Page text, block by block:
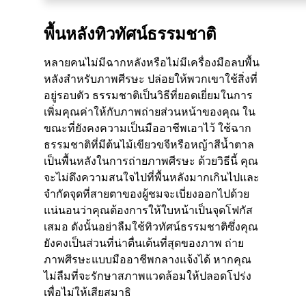
พื้นหลังทิวทัศน์ธรรมชาติ
หลายคนไม่มีฉากหลังหรือไม่มีเครื่องมือลบพื้น
หลังสำหรับภาพศีรษะ ปล่อยให้พวกเขาใช้สิ่งที่
อยู่รอบตัว ธรรมชาติเป็นวิธีที่ยอดเยี่ยมในการ
เพิ่มคุณค่าให้กับภาพถ่ายส่วนหน้าของคุณ ใน
ขณะที่ยังคงความเป็นมืออาชีพเอาไว้ ใช้ฉาก
ธรรมชาติที่มีต้นไม้เขียวขจีหรือหญ้าสีน้ำตาล
เป็นพื้นหลังในการถ่ายภาพศีรษะ ด้วยวิธีนี้ คุณ
จะไม่ดึงความสนใจไปที่พื้นหลังมากเกินไปและ
จำกัดจุดที่สายตาของผู้ชมจะเบี่ยงออกไปด้วย
แน่นอนว่าคุณต้องการให้ใบหน้าเป็นจุดโฟกัส
เสมอ ดังนั้นอย่าลืมใช้ทิวทัศน์ธรรมชาติซึ่งคุณ
ยังคงเป็นส่วนที่น่าตื่นเต้นที่สุดของภาพ ถ่าย
ภาพศีรษะแบบมืออาชีพกลางแจ้งได้ หากคุณ
ไม่ลืมที่จะรักษาสภาพแวดล้อมให้ปลอดโปร่ง
เพื่อไม่ให้เสียสมาธิ